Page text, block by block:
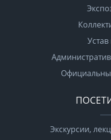
Экскурсии,